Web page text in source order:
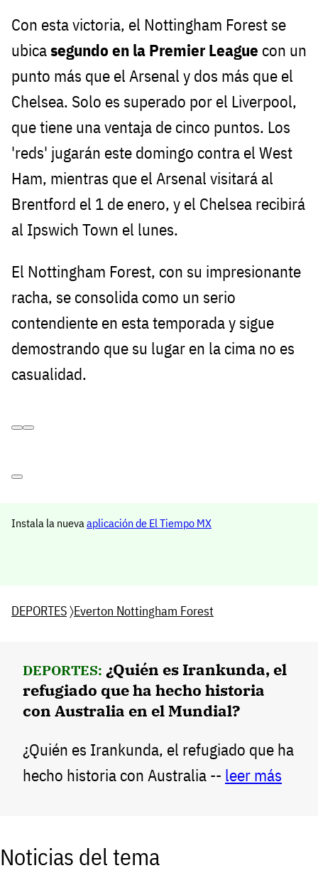
Con esta victoria, el Nottingham Forest se
ubicasegundo en la Premier League con un
punto más que el Arsenal y dos más que el
Chelsea. Solo es superado por el Liverpool,
que tiene una ventaja de cinco puntos. Los
'reds' jugarán este domingo contra el West
Ham, mientras que el Arsenal visitará al
Brentford el 1 de enero, y el Chelsea recibirá
al Ipswich Town el lunes.
El Nottingham Forest, con su impresionante
racha, se consolida como un serio
contendiente en esta temporada y sigue
demostrando que su lugar en la cima no es
casualidad.
Instala la nueva aplicación de El Tiempo MX
DEPORTES〉Everton Nottingham Forest
DEPORTES: ¿Quién es Irankunda, el
refugiado que ha hecho historia
con Australia en el Mundial?
¿Quién es Irankunda, el refugiado que ha
hecho historia con Australia -- leer más
Noticias del tema